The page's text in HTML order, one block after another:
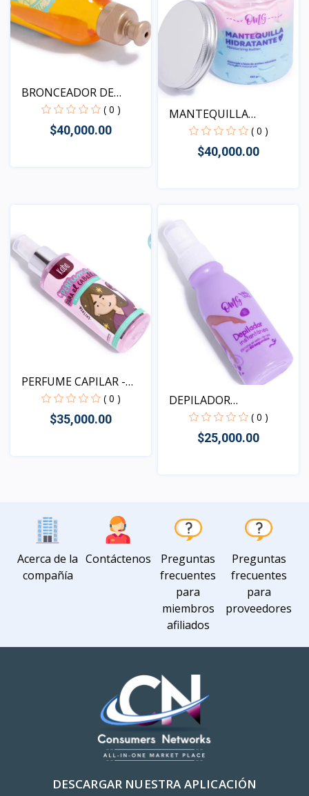
BRONCEADOR DE
ZANAHORIA...
( 0 )
$40,000.00
MANTEQUILLA
CORPORAL HI... ( 0 )
$40,000.00
PERFUME CAPILAR -
EXITO...
( 0 )
$35,000.00
DEPILADOR
INSTANTANEO E...
( 0 )
$25,000.00
Acerca de la
compañía
Contáctenos
Preguntas
frecuentes
para
miembros
afiliados
Preguntas
frecuentes
para
proveedores
DESCARGAR NUESTRA APLICACIÓN